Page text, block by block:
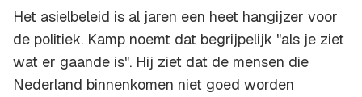
Het asielbeleid is al jaren een heet hangijzer voor
de politiek. Kamp noemt dat begrijpelijk "als je ziet
wat er gaande is". Hij ziet dat de mensen die
Nederland binnenkomen niet goed worden